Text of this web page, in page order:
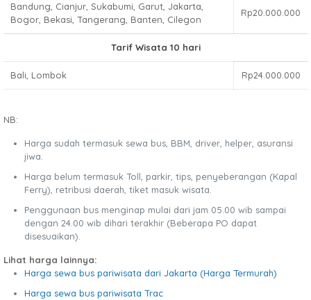
Bandung, Cianjur, Sukabumi, Garut, Jakarta,
Bogor, Bekasi, Tangerang, Banten, Cilegon
Rp20.000.000
Tarif Wisata 10 hari
Bali, Lombok Rp24.000.000
NB:
Harga sudah termasuk sewa bus, BBM, driver, helper, asuransi
jiwa.
Harga belum termasuk Toll, parkir, tips, penyeberangan (Kapal
Ferry), retribusi daerah, tiket masuk wisata.
Penggunaan bus menginap mulai dari jam 05.00 wib sampai
dengan 24.00 wib dihari terakhir (Beberapa PO dapat
disesuaikan).
Lihat harga lainnya:
Harga sewa bus pariwisata dari Jakarta (Harga Termurah)
Harga sewa bus pariwisata Trac